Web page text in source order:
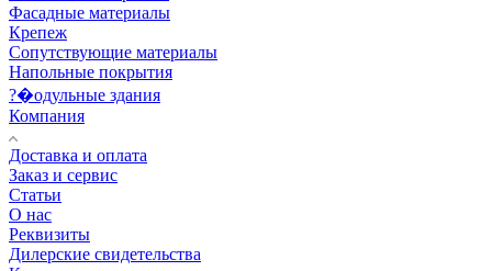
Фасадные материалы
Крепеж
Сопутствующие материалы
Напольные покрытия
?�одульные здания
Компания
Доставка и оплата
Заказ и сервис
Статьи
О нас
Реквизиты
Дилерские свидетельства